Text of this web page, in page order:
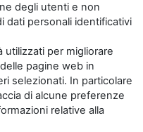
degli utenti e non
dati personali identificativi
per migliorare
pagine web in
selezionati. In particolare
di alcune preferenze
relative alla